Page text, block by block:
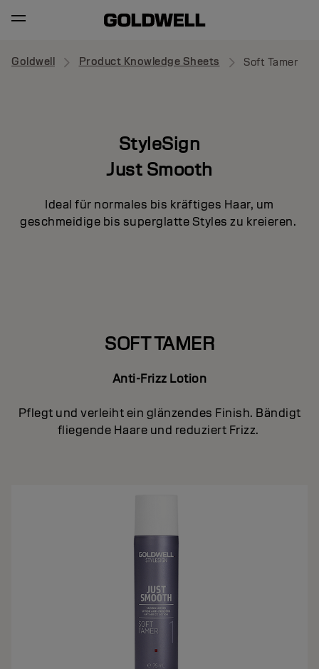
Goldwell Product Knowledge Sheets Soft Tamer
StyleSign
Just Smooth
Ideal für normales bis kräftiges Haar, um
geschmeidige bis superglatte Styles zu kreieren.
SOFT TAMER
Anti-Frizz Lotion
Pflegt und verleiht ein glänzendes Finish. Bändigt
fliegende Haare und reduziert Frizz.